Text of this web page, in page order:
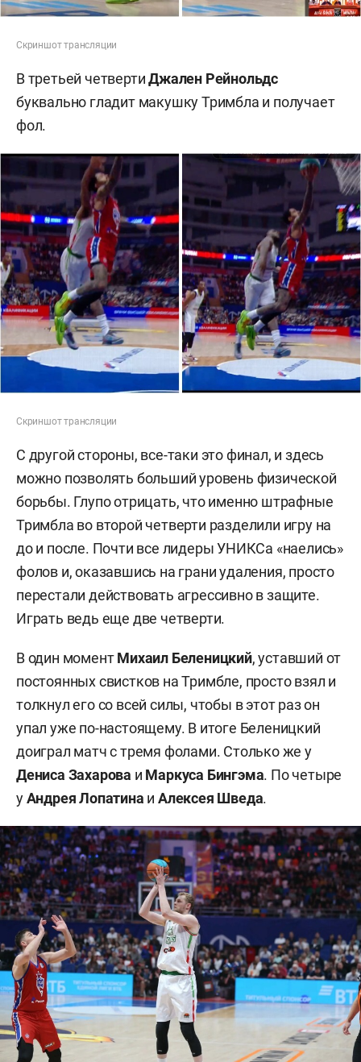
Скриншот трансляции
В третьей четвертиДжален Рейнольдс
буквально гладит макушку Тримбла и получает
фол.
Скриншот трансляции
С другой стороны, все-таки это финал, и здесь
можно позволять больший уровень физической
борьбы. Глупо отрицать, что именно штрафные
Тримбла во второй четверти разделили игру на
до и после. Почти все лидеры УНИКСа «наелись»
фолов и, оказавшись на грани удаления, просто
перестали действовать агрессивно в защите.
Играть ведь еще две четверти.
В один моментМихаил Беленицкий, уставший от
постоянных свистков на Тримбле, просто взял и
толкнул его со всей силы, чтобы в этот раз он
упал уже по-настоящему. В итоге Беленицкий
доиграл матч с тремя фолами. Столько же у
Дениса Захарова и Маркуса Бингэма. По четыре
уАндреяЛопатина иАлексея Шведа.